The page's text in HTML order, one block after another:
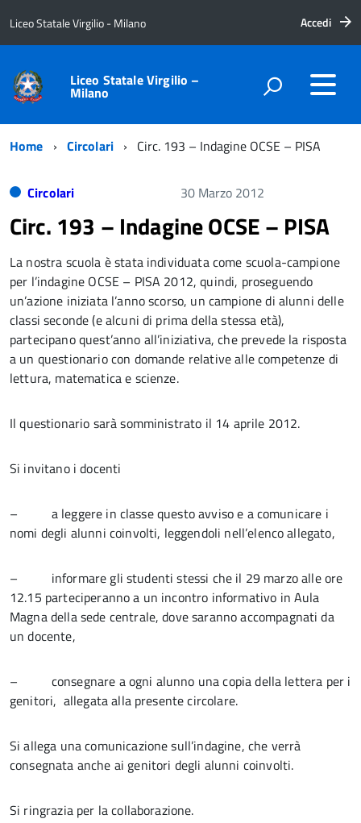
Liceo Statale Virgilio - Milano Accedi
Liceo Statale Virgilio –
Milano
Home Circolari Circ. 193 – Indagine OCSE – PISA
Circolari 30 Marzo 2012
Circ. 193 – Indagine OCSE – PISA
La nostra scuola è stata individuata come scuola-campione
per l’indagine OCSE – PISA 2012, quindi, proseguendo
un’azione iniziata l’anno scorso, un campione di alunni delle
classi seconde (e alcuni di prima della stessa età),
partecipano quest’anno all’iniziativa, che prevede la risposta
a un questionario con domande relative alle competenze di
lettura, matematica e scienze.
Il questionario sarà somministrato il 14 aprile 2012.
Si invitano i docenti
– a leggere in classe questo avviso e a comunicare i
nomi degli alunni coinvolti, leggendoli nell’elenco allegato,
– informare gli studenti stessi che il 29 marzo alle ore
12.15 parteciperanno a un incontro informativo in Aula
Magna della sede centrale, dove saranno accompagnati da
un docente,
– consegnare a ogni alunno una copia della lettera per i
genitori, allegata alla presente circolare.
Si allega una comunicazione sull’indagine, che verrà
consegnata anche ai genitori degli alunni coinvolti.
Si ringrazia per la collaborazione.